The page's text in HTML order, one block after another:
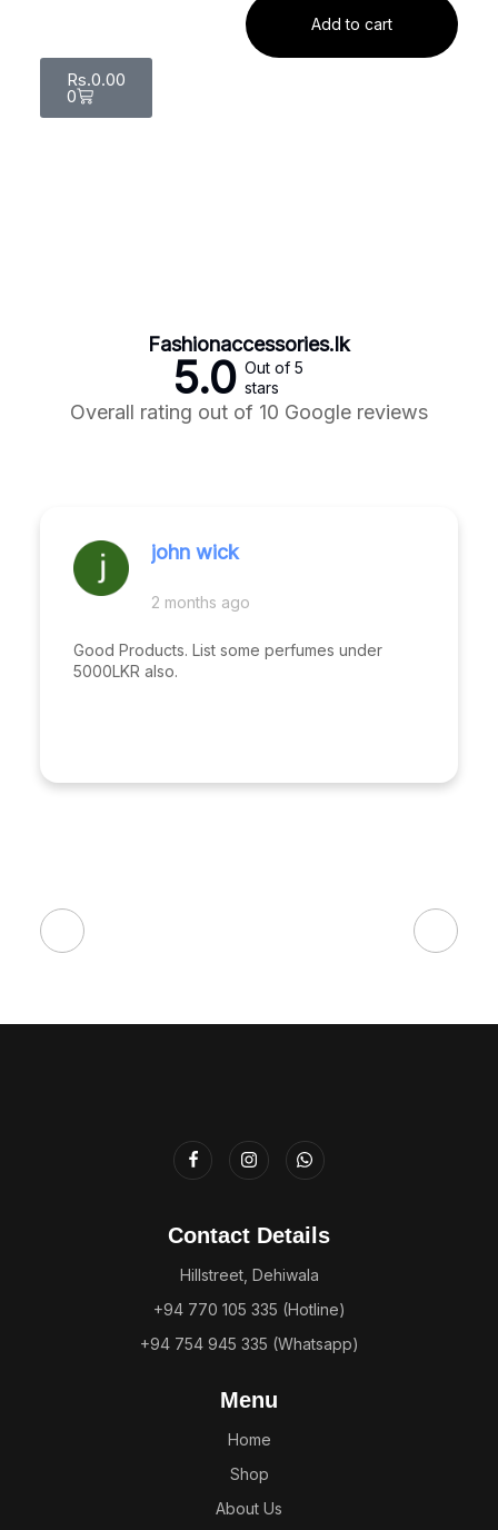
Add to cart
Rs.0.00
0
Fashionaccessories.lk
5.0 Out of 5
stars
Overall rating out of 10 Google reviews
john wick
2 months ago
Good Products. List some perfumes under
5000LKR also.
Contact Details
Hillstreet, Dehiwala
+94 770 105 335 (Hotline)
+94 754 945 335 (Whatsapp)
Menu
Home
Shop
About Us